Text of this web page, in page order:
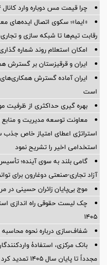
چرا قیمت مس دوباره وارد کانال ۱۴ هزار دلار شد
«ایما»؛ سکوی اتصال ایده‌های
رقابت تیم‌ها تا شبکه سازی و
امکان استعلام روند شماره
ایران و قرقیزستان بر گسترش
ایران آماده گسترش
است
بهره گیری حداکثری از ظرفیت
معاونت توسعه مدیریت و منابع
استراتژی اعطای امتیاز خاص جذب
استخدامی اخیر را تشریح نمود
گامی بلند به سوی آینده؛
آزاد تجاری-صنعتی دوغارون برای
موج بی‌پایان زائران حسینی در
چک لیست حقوقی راه اندازی
۱۴۰۵
شفاف‌سازی درباره نحوه محاسبه
بانک مرکزی، استفادۀ
مجدداً تا پایان سال ۱۴۰۵ تمدید کرد